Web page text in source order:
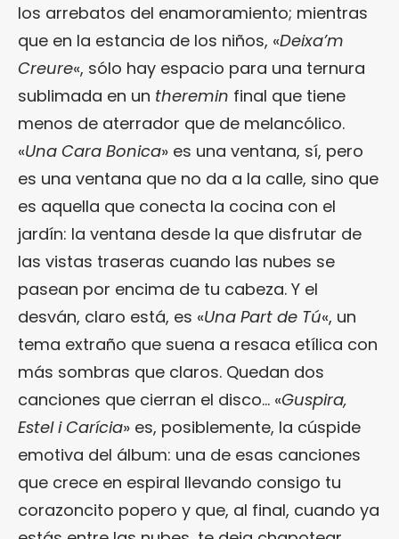
los arrebatos del enamoramiento; mientras
que en la estancia de los niños, «Deixa’m
Creure«, sólo hay espacio para una ternura
sublimada en un theremin final que tiene
menos de aterrador que de melancólico.
«Una Cara Bonica» es una ventana, sí, pero
es una ventana que no da a la calle, sino que
es aquella que conecta la cocina con el
jardín: la ventana desde la que disfrutar de
las vistas traseras cuando las nubes se
pasean por encima de tu cabeza. Y el
desván, claro está, es «Una Part de Tú«, un
tema extraño que suena a resaca etílica con
más sombras que claros. Quedan dos
canciones que cierran el disco… «Guspira,
Estel i Carícia» es, posiblemente, la cúspide
emotiva del álbum: una de esas canciones
que crece en espiral llevando consigo tu
corazoncito popero y que, al final, cuando ya